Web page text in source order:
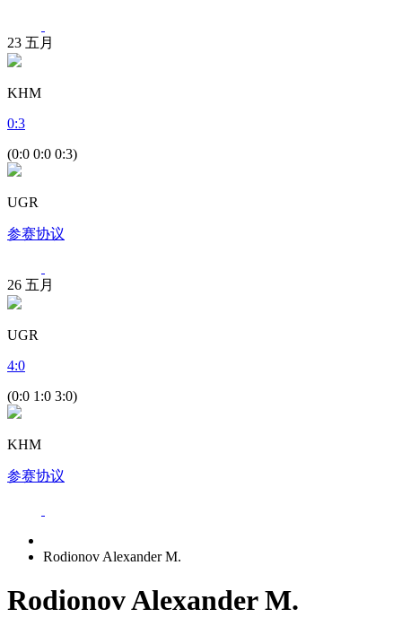
23 五月
KHM
0:3
(0:0 0:0 0:3)
UGR
参赛协议
26 五月
UGR
4:0
(0:0 1:0 3:0)
KHM
参赛协议
Rodionov Alexander M.
Rodionov Alexander M.